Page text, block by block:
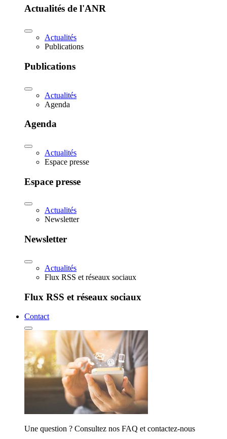
Actualités de l'ANR
Actualités
Publications
Publications
Actualités
Agenda
Agenda
Actualités
Espace presse
Espace presse
Actualités
Newsletter
Newsletter
Actualités
Flux RSS et réseaux sociaux
Flux RSS et réseaux sociaux
Contact
Une question ? Consultez nos FAQ et contactez-nous